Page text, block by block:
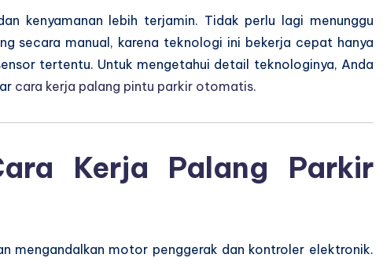
kenyamanan lebih terjamin. Tidak perlu lagi menunggu
secara manual, karena teknologi ini bekerja cepat hanya
tertentu. Untuk mengetahui detail teknologinya, Anda
cara kerja palang pintu parkir otomatis.
Kerja Palang Parkir
mengandalkan motor penggerak dan kontroler elektronik.